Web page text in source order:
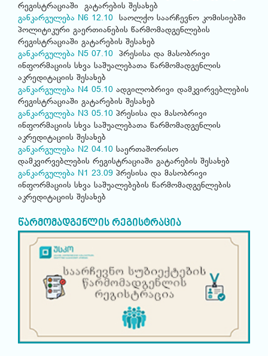
რეგისტრაციაში გატარების შესახებ
განკარგულება N6 12.10 საოლქო საარჩევნო კომისიებში
პოლიტიკური გაერთიანების წარმომადგენლების
რეგისტრაციაში გატარების შესახებ
განკარგულება N5 07.10 პრესისა და მასობრივი
ინფორმაციის სხვა საშუალებათა წარმომადგენლის
აკრედიტაციის შესახებ
განკარგულება N4 05.10 ადგილობრივი დამკვირვებლების
რეგისტრაციაში გატარების შესახებ
განკარგულება N3 05.10 პრესისა და მასობრივი
ინფორმაციის სხვა საშუალებათა წარმომადგენლის
აკრედიტაციის შესახებ
განკარგულება N2 04.10 საერთაშორისო
დამკვირვებლების რეგისტრაციაში გატარების შესახებ
განკარგულება N1 23.09 პრესისა და მასობრივი
ინფორმაციის სხვა საშუალებების წარმომადგენლების
აკრედიტაციის შესახებ
წარმომადგენლის რეგისტრაცია